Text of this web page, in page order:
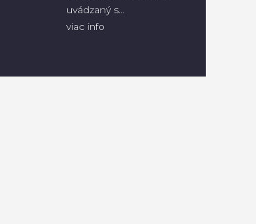
uvádzaný s...
viac info